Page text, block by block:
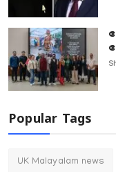
Popular Tags
UK Malayalam news